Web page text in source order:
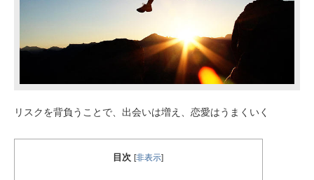
リスクを背負うことで、出会いは増え、恋愛はうまくいく
目次 [非表示]